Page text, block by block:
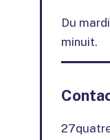
Du
minuit.